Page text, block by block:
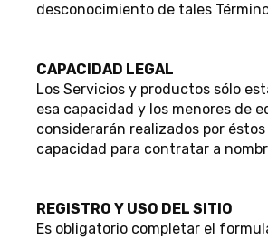
desconocimiento de tales
CAPACIDAD LEGAL
Los Servicios y productos sólo
esa capacidad y los menores de
considerarán realizados por
capacidad para contratar a
REGISTRO Y USO DEL SITIO
Es obligatorio completar el